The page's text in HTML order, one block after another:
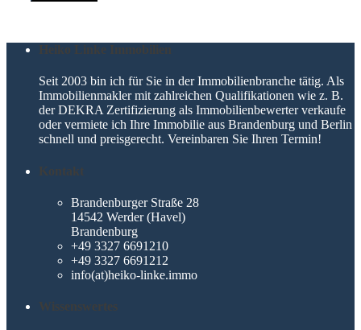
Heiko Linke Immobilien
Seit 2003 bin ich für Sie in der Immobilienbranche tätig. Als
Immobilienmakler mit zahlreichen Qualifikationen wie z. B.
der DEKRA Zertifizierung als Immobilienbewerter verkaufe
oder vermiete ich Ihre Immobilie aus Brandenburg und Berlin
schnell und preisgerecht. Vereinbaren Sie Ihren Termin!
Kontakt
Brandenburger Straße 28
14542 Werder (Havel)
Brandenburg
+49 3327 6691210
+49 3327 6691212
info(at)heiko-linke.immo
Wissenswertes